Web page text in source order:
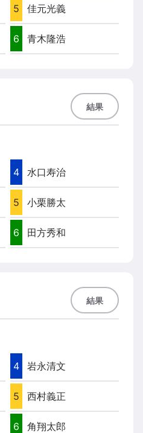
5 佳元光義
6 青木隆浩
結果
4 水口寿治
5 小栗勝太
6 田方秀和
結果
4 岩永清文
5 西村義正
6 角翔太郎